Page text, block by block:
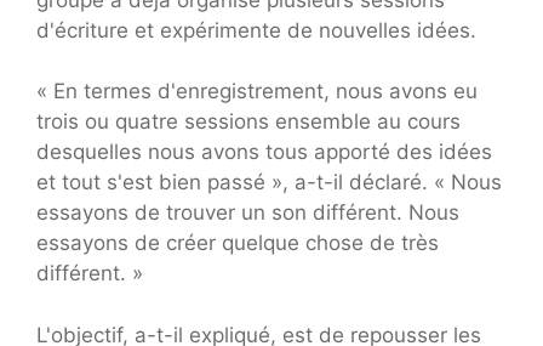
d'écriture et expérimente de nouvelles idées.
« En termes d'enregistrement, nous avons eu
trois ou quatre sessions ensemble au cours
desquelles nous avons tous apporté des idées
et tout s'est bien passé », a-t-il déclaré. « Nous
essayons de trouver un son différent. Nous
essayons de créer quelque chose de très
différent. »
L'objectif, a-t-il expliqué, est de repousser les